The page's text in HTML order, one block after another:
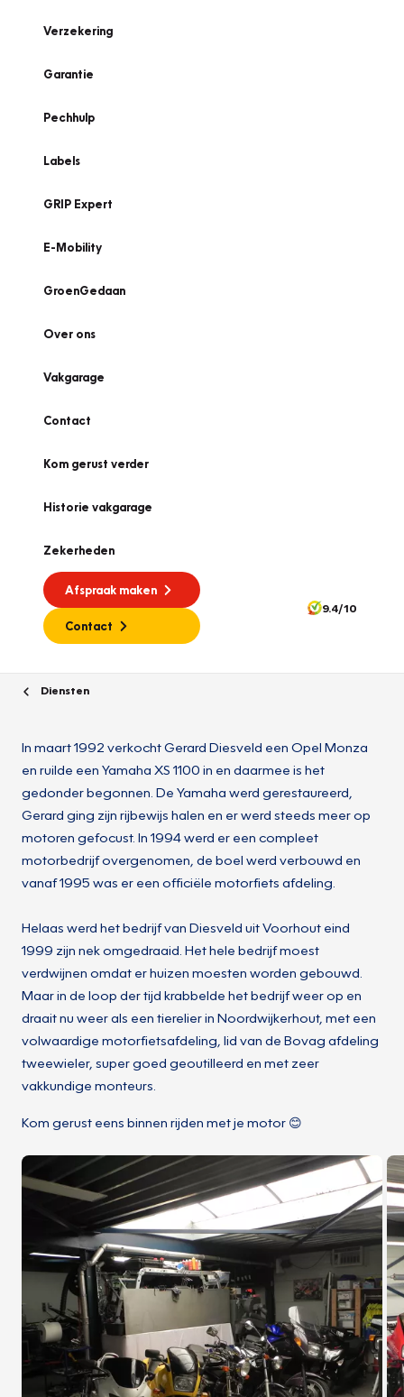
Verzekering
Garantie
Pechhulp
Labels
GRIP Expert
E-Mobility
GroenGedaan
Over ons
Vakgarage
Contact
Kom gerust verder
Historie vakgarage
Zekerheden
Afspraak maken
Contact
9.4/10
Diensten
In maart 1992 verkocht Gerard Diesveld een Opel Monza
en ruilde een Yamaha XS 1100 in en daarmee is het
gedonder begonnen. De Yamaha werd gerestaureerd,
Gerard ging zijn rijbewijs halen en er werd steeds meer op
motoren gefocust. In 1994 werd er een compleet
motorbedrijf overgenomen, de boel werd verbouwd en
vanaf 1995 was er een officiële motorfiets afdeling.
Helaas werd het bedrijf van Diesveld uit Voorhout eind
1999 zijn nek omgedraaid. Het hele bedrijf moest
verdwijnen omdat er huizen moesten worden gebouwd.
Maar in de loop der tijd krabbelde het bedrijf weer op en
draait nu weer als een tierelier in Noordwijkerhout, met een
volwaardige motorfietsafdeling, lid van de Bovag afdeling
tweewieler, super goed geoutilleerd en met zeer
vakkundige monteurs.
Kom gerust eens binnen rijden met je motor 😊